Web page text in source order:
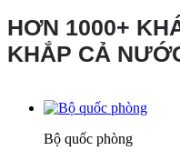
HƠN 1000+
KHẮP CẢ
Bộ quốc phòng